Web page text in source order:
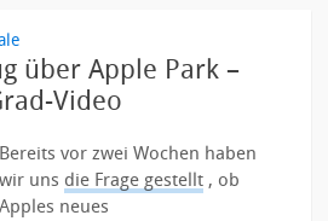
über Apple Park –
Video
Bereits vor zwei Wochen haben
wir uns die Frage gestellt , ob
Apples neues